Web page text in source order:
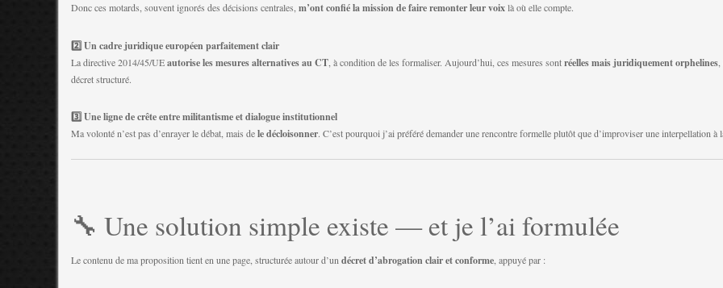
Donc ces motards, souvent ignorés des décisions centrales, m’ont confié la mission de faire remonter leur voixlà où elle compte.
2️⃣ Un cadre juridique européen parfaitement clair
La directive 2014/45/UEautorise les mesures alternatives au CT , à condition de les formaliser. Aujourd’hui, ces mesures sontréelles mais juridiquement orphelines
décret structuré.
3️⃣ Une ligne de crête entre militantisme et dialogue institutionnel
Ma volonté n’est pas d’enrayer le débat, mais dele décloisonner. C’est pourquoi j’ai préféré demander une rencontre formelle plutôt que d’improviser une interpellation à
🔧 Une solution simple existe — et je l’ai formulée
Le contenu de ma proposition tient en une page, structurée autour d’un décret d’abrogation clair et conforme , appuyé par :